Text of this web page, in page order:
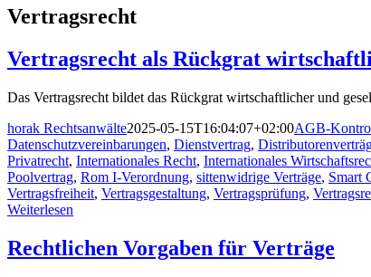
Vertragsrecht
Vertragsrecht als Rückgrat
Das Vertragsrecht bildet das Rückgrat wirtschaftlicher und
horak Rechtsanwälte2025-05-15T16:04:07+02:00AGB-
Datenschutzvereinbarungen, Dienstvertrag,
Privatrecht, Internationales Recht, Internationales
Poolvertrag, Rom I-Verordnung, sittenwidrige Verträge, Smart
Vertragsfreiheit, Vertragsgestaltung, Vertragsprüfung,
Weiterlesen
Rechtlichen Vorgaben für Verträge